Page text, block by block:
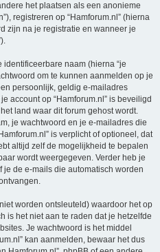
het plaatsen als een anonieme
registreren op “Hamforum.nl” (hierna
zijn na je registratie en wanneer je
naam (hierna “je
om te kunnen aanmelden op je
persoonlijk, geldig e-mailadres
account op “Hamforum.nl” is beveiligd
land waar dit forum gehost wordt.
je wachtwoord en je e-mailadres die
is verplicht of optioneel, dat
altijd zelf de mogelijkheid te bepalen
wordt weergegeven. Verder heb je
de e-mails die automatisch worden
worden ontsleuteld) waardoor het op
is het niet aan te raden dat je hetzelfde
Je wachtwoord is het middel
kan aanmelden, bewaar het dus